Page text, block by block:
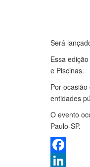
Será
Essa
e Piscinas.
Por
entidades
O evento
Paulo-SP.
Facebook